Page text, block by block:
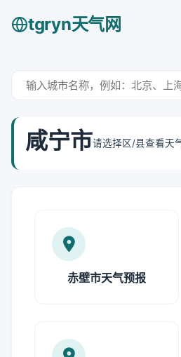
tgryn天气网
咸宁市请选择区/县查看天
赤壁市天气预报